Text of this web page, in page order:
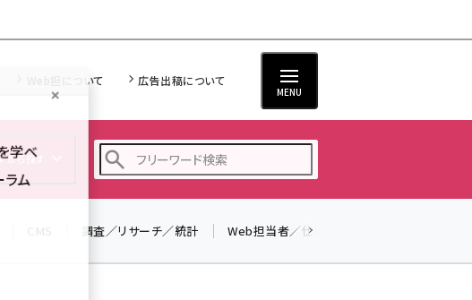
Web担について 広告出稿について
MENU
から探す
調査／リサーチ／統計 Web担当者／仕事
学べ
ム